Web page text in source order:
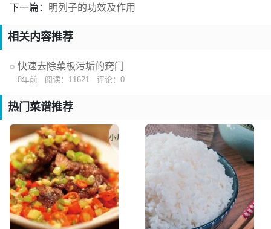
下一篇： 明列子的功效及作用
相关内容推荐
快速去除菜板污垢的窍门
8年前 阅读：11621 评论：0
热门菜谱推荐